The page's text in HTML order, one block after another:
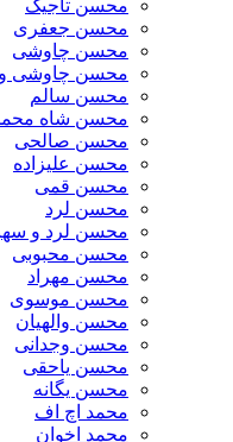
محسن تاجیک
محسن جعفری
محسن چاوشی
محسن چاوشی و
محسن سالم
محسن شاه
محسن صالحی
محسن علیزاده
محسن قمی
محسن لرد
محسن لرد و
محسن محبوبی
محسن مهراد
محسن موسوی
محسن والهیان
محسن وجدانی
محسن یاحقی
محسن یگانه
محمد اچ اف
محمد اخوان